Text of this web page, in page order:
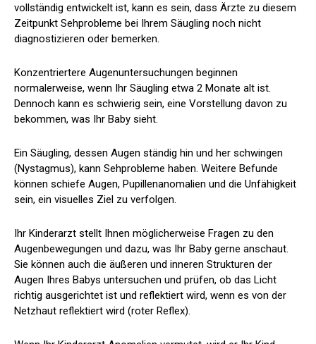
vollständig entwickelt ist, kann es sein, dass Ärzte zu diesem
Zeitpunkt Sehprobleme bei Ihrem Säugling noch nicht
diagnostizieren oder bemerken.
Konzentriertere Augenuntersuchungen beginnen
normalerweise, wenn Ihr Säugling etwa 2 Monate alt ist.
Dennoch kann es schwierig sein, eine Vorstellung davon zu
bekommen, was Ihr Baby sieht.
Ein Säugling, dessen Augen ständig hin und her schwingen
(Nystagmus), kann Sehprobleme haben. Weitere Befunde
können schiefe Augen, Pupillenanomalien und die Unfähigkeit
sein, ein visuelles Ziel zu verfolgen.
Ihr Kinderarzt stellt Ihnen möglicherweise Fragen zu den
Augenbewegungen und dazu, was Ihr Baby gerne anschaut.
Sie können auch die äußeren und inneren Strukturen der
Augen Ihres Babys untersuchen und prüfen, ob das Licht
richtig ausgerichtet ist und reflektiert wird, wenn es von der
Netzhaut reflektiert wird (roter Reflex).